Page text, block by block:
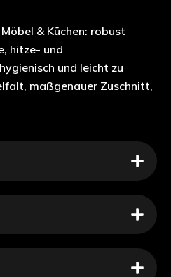
& Küchen: robust
hitze- und
und leicht zu
maßgenauer Zuschnitt,